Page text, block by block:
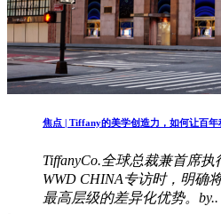
焦点 | Tiffany的美学创造力，如何让百年
TiffanyCo.全球总裁兼首席执
WWD CHINA专访时，明确
最高层级的差异化优势。by..